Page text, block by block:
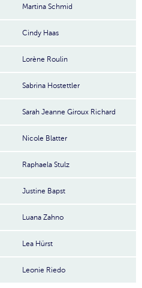
Martina Schmid
Cindy Haas
Lorène Roulin
Sabrina Hostettler
Sarah Jeanne Giroux Richard
Nicole Blatter
Raphaela Stulz
Justine Bapst
Luana Zahno
Lea Hürst
Leonie Riedo